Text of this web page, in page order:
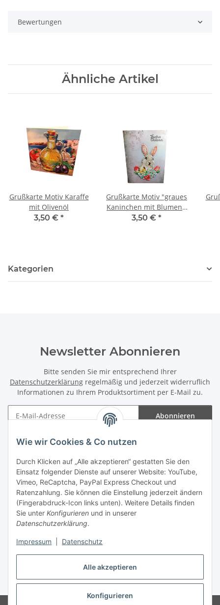
Alle akzeptieren
Konfigurieren
Wie wir Cookies & Co nutzen
Durch Klicken auf „Alle akzeptieren“ gestatten Sie den
Einsatz folgender Dienste auf unserer Website: YouTube,
Vimeo, ReCaptcha, PayPal Express Checkout und
Ratenzahlung. Sie können die Einstellung jederzeit ändern
(Fingerabdruck-Icon links unten). Weitere Details finden
Sie unter Konfigurieren und in unserer
Datenschutzerklärung.
Impressum Datenschutz
Bewertungen
Ähnliche Artikel
Grußkarte Motiv Karaffe
mit Olivenöl
3,50 € *
Grußkarte Motiv "graues
Kaninchen mit Blumen",
Schriftzug "Frohe
3,50 € *
Kategorien
Newsletter Abonnieren
Bitte senden Sie mir entsprechend Ihrer
Datenschutzerklärung regelmäßig und jederzeit widerruflich
Informationen zu Ihrem Produktsortiment per E-Mail zu.
Abonnieren
Gesetzliche Informationen
Vertrag widerrufen
* Gemäß §19 UStG wird keine Umsatzsteuer berechnet, zzgl.Versand